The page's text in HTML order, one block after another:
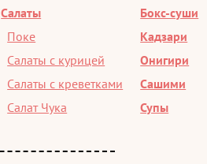
Салаты
Бокс-суши
Поке
Кадзари
Салаты с курицей
Онигири
Салаты с креветками
Сашими
Салат Чука Супы